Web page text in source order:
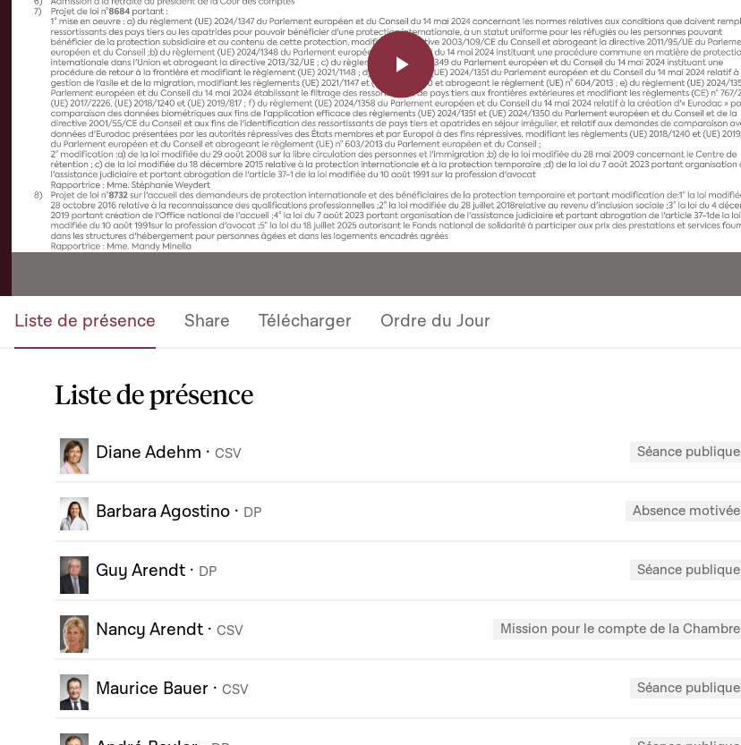
Play
Video
Liste de présence Share Télécharger Ordre du Jour
Liste de présence
Diane Adehm · CSV Séance publique
Barbara Agostino · DP Absence motivée
Guy Arendt · DP Séance publique
Nancy Arendt · CSV Mission pour le compte de la Chambre
Maurice Bauer · CSV Séance publique